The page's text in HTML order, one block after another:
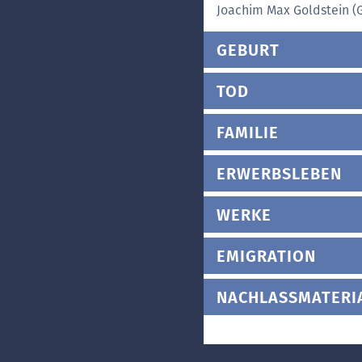
Joachim Max Goldstein
GEBURT
TOD
FAMILIE
ERWERBSLEBEN
WERKE
EMIGRATION